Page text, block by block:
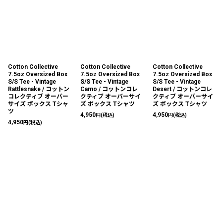
Cotton Collective
7.5oz Oversized Box
S/S Tee - Vintage
Rattlesnake / コットン
コレクティブ オーバー
サイズ ボックス Tシャ
ツ
4,950円(税込)
Cotton Collective
7.5oz Oversized Box
S/S Tee - Vintage
Camo / コットンコレ
クティブ オーバーサイ
ズ ボックス Tシャツ
4,950円(税込)
Cotton Collective
7.5oz Oversized Box
S/S Tee - Vintage
Desert / コットンコレ
クティブ オーバーサイ
ズ ボックス Tシャツ
4,950円(税込)